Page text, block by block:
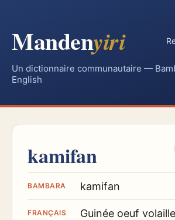
Mandenyiri
Un dictionnaire communautaire —
English
kamifan
BAMBARA kamifan
FRANÇAIS Guinée oeuf volaille